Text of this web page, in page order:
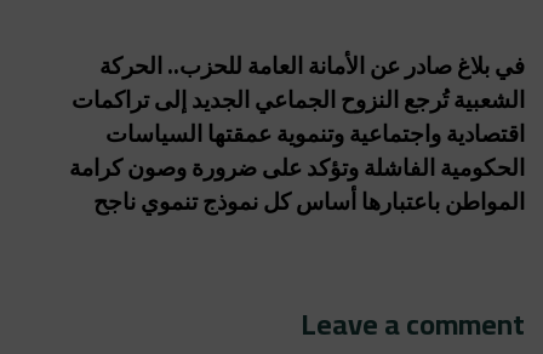
في بلاغ صادر عن الأمانة العامة للحزب.. الحركة
الشعبية تُرجع النزوح الجماعي الجديد إلى تراكمات
اقتصادية واجتماعية وتنموية عمقتها السياسات
الحكومية الفاشلة وتؤكد على ضرورة وصون كرامة
المواطن باعتبارها أساس كل نموذج تنموي ناجح
Leave a comment